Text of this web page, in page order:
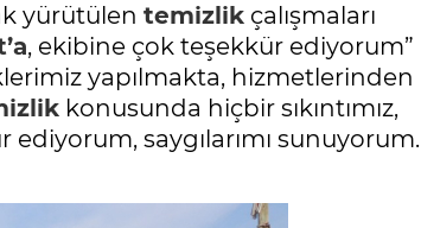
yürütülen temizlik çalışmaları
, ekibine çok teşekkür ediyorum”
yapılmakta, hizmetlerinden
konusunda hiçbir sıkıntımız,
saygılarımı sunuyorum.